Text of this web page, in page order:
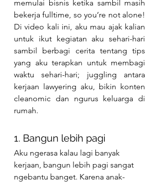
memulai bisnis ketika sambil masih
bekerja fulltime, so you’re not alone!
Di video kali ini, aku mau ajak kalian
untuk ikut kegiatan aku sehari-hari
sambil berbagi cerita tentang tips
yang aku terapkan untuk membagi
waktu sehari-hari; juggling antara
kerjaan lawyering aku, bikin konten
cleanomic dan ngurus keluarga di
rumah.
1. Bangun lebih pagi
Aku ngerasa kalau lagi banyak
kerjaan, bangun lebih pagi sangat
ngebantu banget. Karena anak-